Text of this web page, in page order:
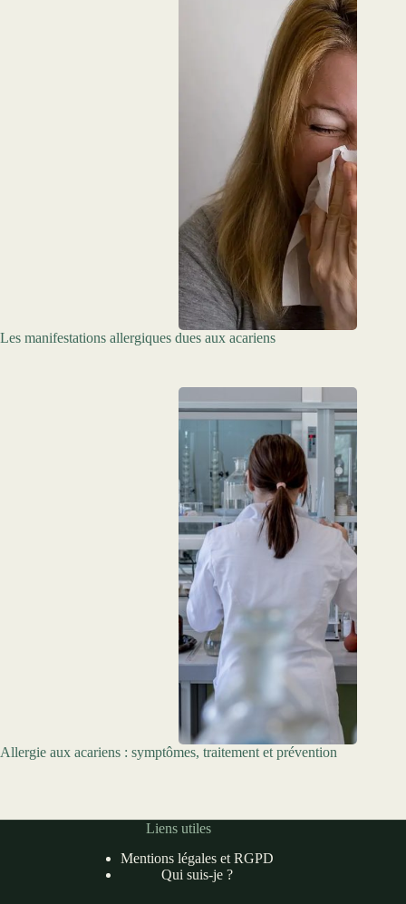
Les manifestations allergiques dues aux acariens
Allergie aux acariens : symptômes, traitement et prévention
Liens utiles
Mentions légales et RGPD
Qui suis-je ?